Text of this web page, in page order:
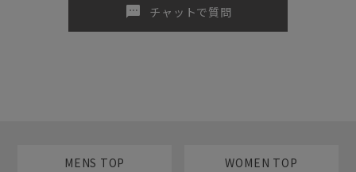
sms チャットで質問
MENS TOP WOMEN TOP